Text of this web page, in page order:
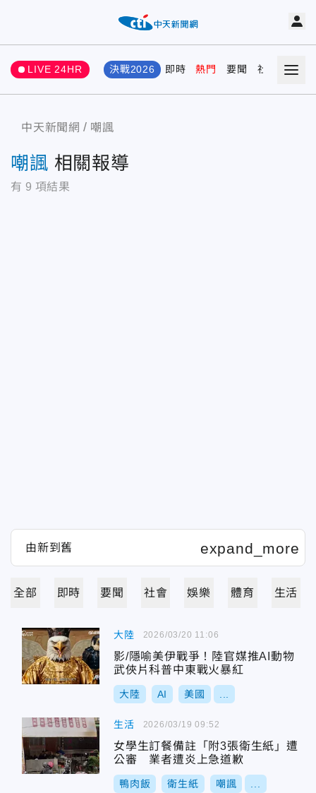
LIVE 24HR 決戰2026 即時 熱門 要聞 社會 娛樂
中天新聞網 嘲諷
嘲諷 相關報導
有 9 項結果
全部 即時 要聞 社會 娛樂 體育 生活
大陸
影/隱喻美伊戰爭！陸官媒推AI動物
武俠片科普中東戰火暴紅
大陸 AI 美國
2026/03/20 11:06
生活
女學生訂餐備註「附3張衛生紙」遭
公審 業者遭炎上急道歉
鴨肉飯 衛生紙 嘲諷
2026/03/19 09:52